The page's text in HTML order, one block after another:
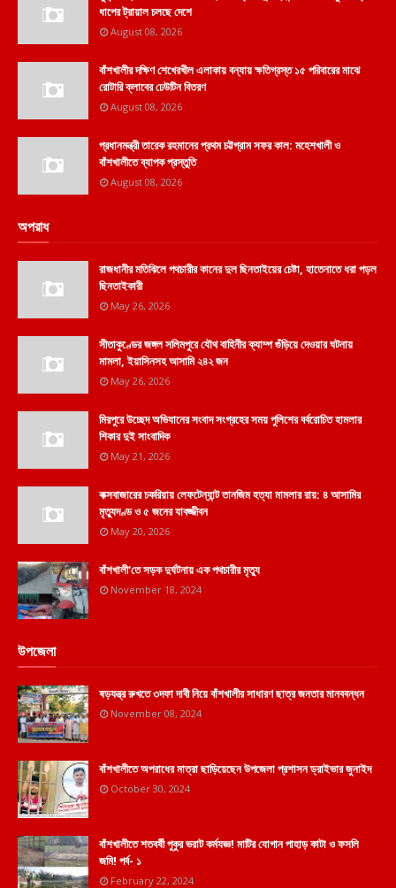
ধাপের ট্রায়াল চলছে দেশে
August 08, 2026
বাঁশখালীর দক্ষিণ শেখেরখীল এলাকায় বন্যায় ক্ষতিগ্রস্ত ১৫ পরিবারের মাঝে
রোটারি ক্লাবের ঢেউটিন বিতরণ
August 08, 2026
প্রধানমন্ত্রী তারেক রহমানের প্রথম চট্টগ্রাম সফর কাল: মহেশখালী ও
বাঁশখালীতে ব্যাপক প্রস্তুতি
August 08, 2026
অপরাধ
রাজধানীর মতিঝিলে পথচারীর কানের দুল ছিনতাইয়ের চেষ্টা, হাতেনাতে ধরা পড়ল
ছিনতাইকারী
May 26, 2026
সীতাকুণ্ডের জঙ্গল সলিমপুরে যৌথ বাহিনীর ক্যাম্প গুঁড়িয়ে দেওয়ার ঘটনায়
মামলা, ইয়াসিনসহ আসামি ২৪২ জন
May 26, 2026
মিরপুরে উচ্ছেদ অভিযানের সংবাদ সংগ্রহের সময় পুলিশের বর্বরোচিত হামলার
শিকার দুই সাংবাদিক
May 21, 2026
কক্সবাজারের চকরিয়ায় লেফটেন্যান্ট তানজিম হত্যা মামলার রায়: ৪ আসামির
মৃত্যুদণ্ড ও ৫ জনের যাবজ্জীবন
May 20, 2026
বাঁশখালী'তে সড়ক দুর্ঘটনায় এক পথচারীর মৃত্যু
November 18, 2024
উপজেলা
ষড়যন্ত্র রুখতে ৩দফা দাবী নিয়ে বাঁশখালীর সাধারণ ছাত্র জনতার মানববন্ধন
November 08, 2024
বাঁশখালীতে অপরাধের মাত্রা ছাড়িয়েছেন উপজেলা প্রশাসন ড্রাইভার জুনাইদ
October 30, 2024
বাঁশখালীতে শতবর্ষী পুকুর ভরাট কর্মযজ্ঞ! মাটির যোগান পাহাড় কাটা ও ফসলি
জমি! পর্ব- ১
February 22, 2024